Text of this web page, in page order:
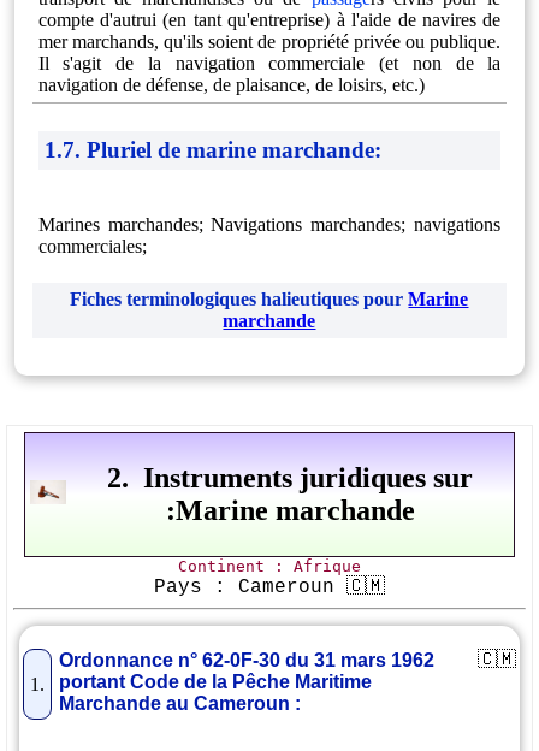
compte d'autrui (en tant qu'entreprise) à l'aide de navires de
mer marchands, qu'ils soient de propriété privée ou publique.
Il s'agit de la navigation commerciale (et non de la
navigation de défense, de plaisance, de loisirs, etc.)
1.7. Pluriel de marine marchande:
Marines marchandes; Navigations marchandes; navigations
commerciales;
Fiches terminologiques halieutiques pourMarine
marchande
2. Instruments juridiques sur
:Marine marchande
Continent : Afrique
Pays : Cameroun 🇨🇲
1.
Ordonnance n° 62-0F-30 du 31 mars 1962
portant Code de la Pêche Maritime
Marchande au Cameroun :
🇨🇲